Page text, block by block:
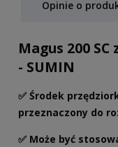
Opinie o
Magus 200
- SUMIN
✅ Środek
przeznaczony do
✅ Może być